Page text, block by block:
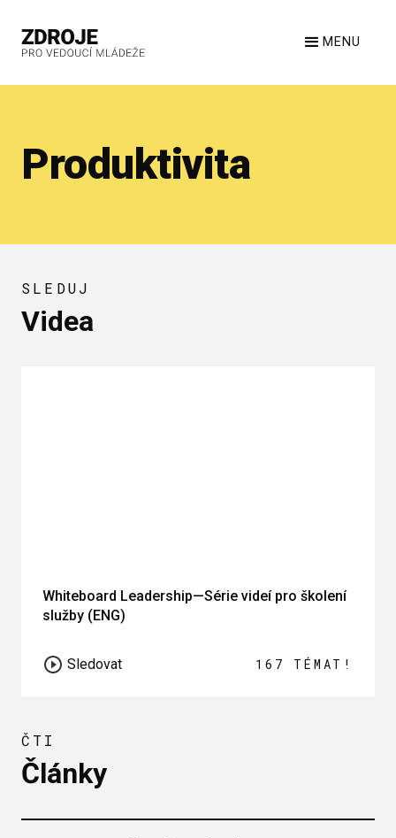
MENU
Produktivita
SLEDUJ
Videa
Whiteboard Leadership—Série videí pro školení
služby (ENG)
Sledovat 167 TÉMAT!
ČTI
Články